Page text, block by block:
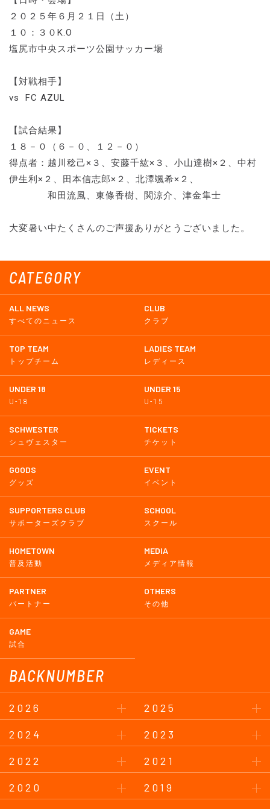
CATEGORY
ALL NEWS
すべてのニュース
CLUB
クラブ
TOP TEAM
トップチーム
LADIES TEAM
レディース
UNDER 18
U-18
UNDER 15
U-15
SCHWESTER
シュヴェスター
TICKETS
チケット
GOODS
グッズ
EVENT
イベント
SUPPORTERS CLUB
サポーターズクラブ
SCHOOL
スクール
HOMETOWN
普及活動
MEDIA
メディア情報
PARTNER
パートナー
OTHERS
その他
GAME
試合
BACKNUMBER
2026
2025
2024
2023
2022
2021
2020
2019
２０２５年６月２１日（土）
１０：３０K.O
塩尻市中央スポーツ公園サッカー場
【対戦相手】
vs FC AZUL
【試合結果】
１８－０（６－０、１２－０）
得点者：越川稔己×３、安藤千紘×３、小山達樹×２、中村
伊生利×２、田本信志郎×２、北澤颯希×２、
和田流風、東條香樹、関涼介、津金隼士
大変暑い中たくさんのご声援ありがとうございました。